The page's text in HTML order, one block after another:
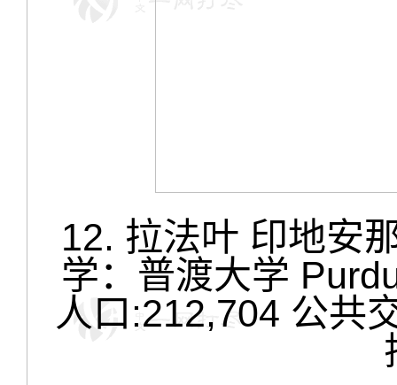
12. 拉法叶 印地安
学：普渡大学
人口:212,704 公共